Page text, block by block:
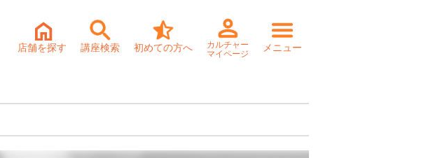
店舗を探す 講座検索 初めての方へ
カルチャー
マイページ
メニュー